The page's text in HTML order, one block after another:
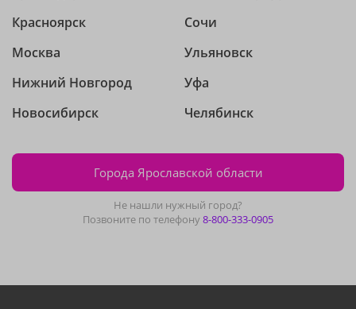
Красноярск
Москва
Нижний Новгород
Новосибирск
Сочи
Ульяновск
Уфа
Челябинск
Города Ярославской области
Не нашли нужный город?
Позвоните по телефону8-800-333-0905